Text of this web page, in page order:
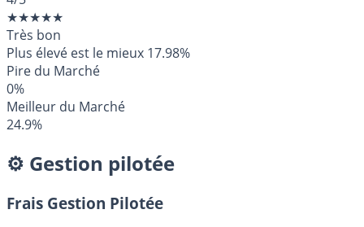
★★★★★
Très bon
Plus élevé est le mieux 17.98%
Pire du Marché
0%
Meilleur du Marché
24.9%
⚙️ Gestion pilotée
Frais Gestion Pilotée